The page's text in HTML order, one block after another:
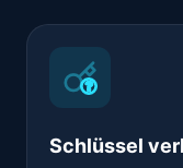
Schlüssel